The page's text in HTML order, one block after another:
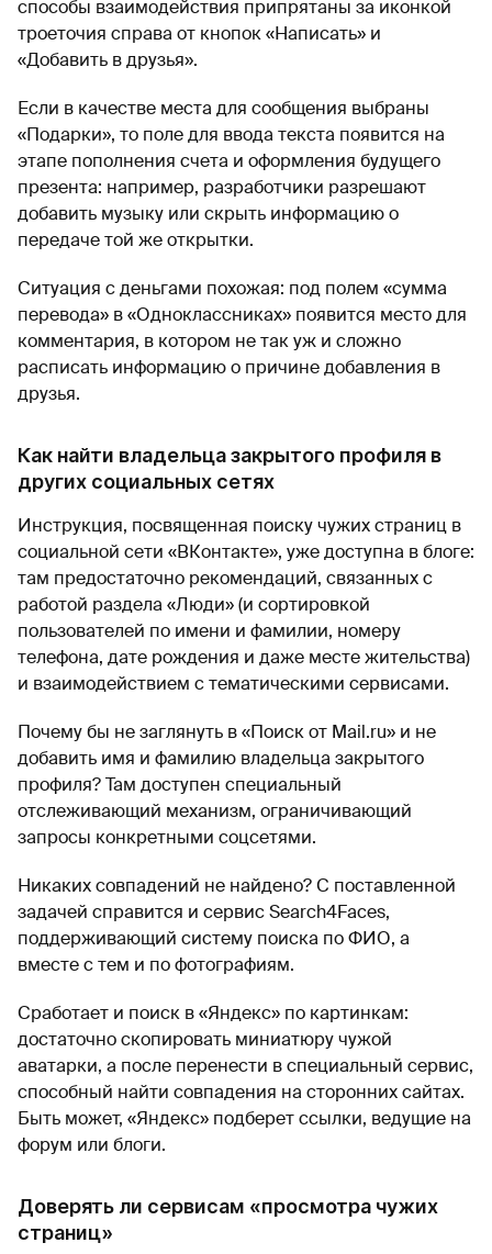
способы взаимодействия припрятаны за иконкой
троеточия справа от кнопок «Написать» и
«Добавить в друзья».
Если в качестве места для сообщения выбраны
«Подарки», то поле для ввода текста появится на
этапе пополнения счета и оформления будущего
презента: например, разработчики разрешают
добавить музыку или скрыть информацию о
передаче той же открытки.
Ситуация с деньгами похожая: под полем «сумма
перевода» в «Одноклассниках» появится место для
комментария, в котором не так уж и сложно
расписать информацию о причине добавления в
друзья.
Как найти владельца закрытого профиля в
других социальных сетях
Инструкция, посвященная поиску чужих страниц в
социальной сети «ВКонтакте», уже доступна в блоге:
там предостаточно рекомендаций, связанных с
работой раздела «Люди» (и сортировкой
пользователей по имени и фамилии, номеру
телефона, дате рождения и даже месте жительства)
и взаимодействием с тематическими сервисами.
Почему бы не заглянуть в «Поиск от Mail.ru» и не
добавить имя и фамилию владельца закрытого
профиля? Там доступен специальный
отслеживающий механизм, ограничивающий
запросы конкретными соцсетями.
Никаких совпадений не найдено? С поставленной
задачей справится и сервис Search4Faces,
поддерживающий систему поиска по ФИО, а
вместе с тем и по фотографиям.
Сработает и поиск в «Яндекс» по картинкам:
достаточно скопировать миниатюру чужой
аватарки, а после перенести в специальный сервис,
способный найти совпадения на сторонних сайтах.
Быть может, «Яндекс» подберет ссылки, ведущие на
форум или блоги.
Доверять ли сервисам «просмотра чужих
страниц»